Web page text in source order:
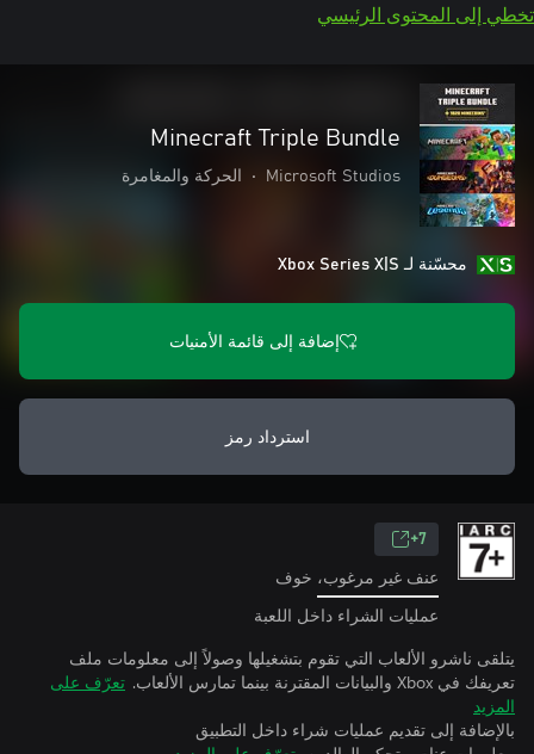
تخطي إلى المحتوى الرئيسي
Minecraft Triple Bundle
Microsoft Studios
• الحركة والمغامرة
محسّنة لـ Xbox Series X|S
إضافة إلى قائمة الأمنيات
استرداد رمز
7+
عنف غير مرغوب، خوف
عمليات الشراء داخل اللعبة
يتلقى ناشرو الألعاب التي تقوم بتشغيلها وصولاً إلى معلومات ملف
تعريفك في Xbox والبيانات المقترنة بينما تمارس الألعاب.
تعرّف على
المزيد
بالإضافة إلى تقديم عمليات شراء داخل التطبيق